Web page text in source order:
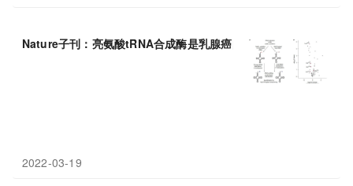
Nature子刊：亮氨酸tRNA合成酶是乳腺癌的 肿瘤抑制 因子
2022-03-19